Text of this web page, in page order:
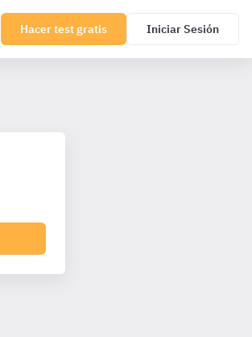
Hacer test gratis Iniciar Sesión